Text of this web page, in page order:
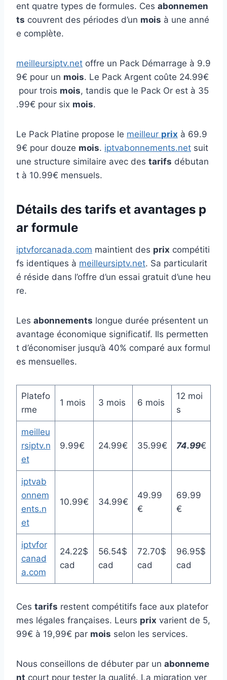
ent quatre types de formules. Ces abonnemen
ts couvrent des périodes d’un mois à une anné
e complète.
meilleursiptv.net offre un Pack Démarrage à 9.9
9€ pour un mois. Le Pack Argent coûte 24.99€
pour trois mois, tandis que le Pack Or est à 35
.99€ pour six mois.
Le Pack Platine propose le meilleur prix à 69.9
9€ pour douze mois. iptvabonnements.net suit
une structure similaire avec des tarifs débutan
t à 10.99€ mensuels.
Détails des tarifs et avantages p
ar formule
iptvforcanada.com maintient des prix compétiti
fs identiques à meilleursiptv.net. Sa particularit
é réside dans l’offre d’un essai gratuit d’une heu
re.
Les abonnements longue durée présentent un
avantage économique significatif. Ils permetten
t d’économiser jusqu’à 40% comparé aux formul
es mensuelles.
Platefo
rme
1 mois 3 mois 6 mois
12 moi
s
meilleu
rsiptv.n
et
9.99€ 24.99€ 35.99€ 74.99€
iptvab
onnem
ents.n
et
10.99€ 34.99€
49.99
€
69.99
€
iptvfor
canad
a.com
24.22$
cad
56.54$
cad
72.70$
cad
96.95$
cad
Ces tarifs restent compétitifs face aux platefor
mes légales françaises. Leurs prix varient de 5,
99€ à 19,99€ par mois selon les services.
Nous conseillons de débuter par un abonneme
nt court pour tester la qualité. La migration ver